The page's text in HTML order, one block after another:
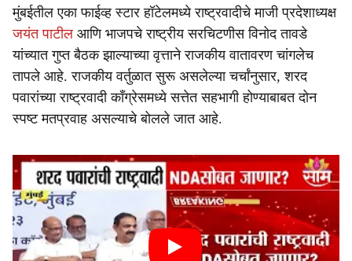
मुंबईतील एका फाईव्ह स्टार हॉटेलमध्ये राष्ट्रवादीचे माजी प्रदेशाध्यक्ष
जयंत पाटील आणि भाजपचे राष्ट्रीय सरचिटणीस विनोद तावडे
यांच्यात गुप्त बैठक झाल्याच्या वृत्ताने राजकीय वातावरण चांगलेच
तापले आहे. राजकीय वर्तुळात सुरू असलेल्या चर्चांनुसार, शरद
पवारांच्या राष्ट्रवादी काँग्रेसमध्ये सत्तेत सहभागी होण्याबाबत दोन
स्पष्ट मतप्रवाह असल्याचे बोलले जात आहे.